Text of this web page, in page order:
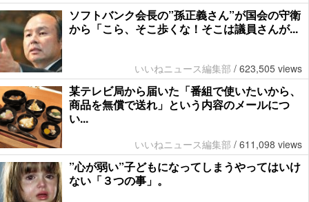
ソフトバンク会長の”孫正義さん”が国会の守衛
から「こら、そこ歩くな！そこは議員さんが...
いいねニュース編集部 / 623,505 views
某テレビ局から届いた「番組で使いたいから、
商品を無償で送れ」という内容のメールにつ
い...
いいねニュース編集部 / 611,098 views
”心が弱い”子どもになってしまうやってはいけ
ない「３つの事」。